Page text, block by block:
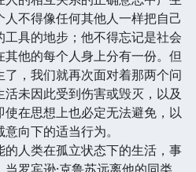
不得像任何其他人一样把自己
具的地步；他不得忘记是社会
他的每个人身上分有一份。但
，我们就再次面对着那两个问
未因此受到伤害或毁灭，以及
在思想上也必定无法避免，以
向下的适当行为。
人类在孤立状态下的生活，事